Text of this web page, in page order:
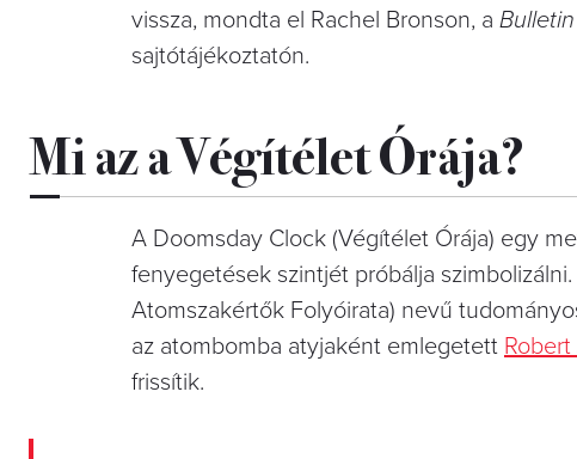
vissza, mondta el Rachel Bronson, a Bulletin
sajtótájékoztatón.
Mi az a Végítélet Órája?
A Doomsday Clock (Végítélet Órája) egy
fenyegetések szintjét próbálja szimbolizálni.
Atomszakértők Folyóirata) nevű
az atombomba atyjaként emlegetett
frissítik.